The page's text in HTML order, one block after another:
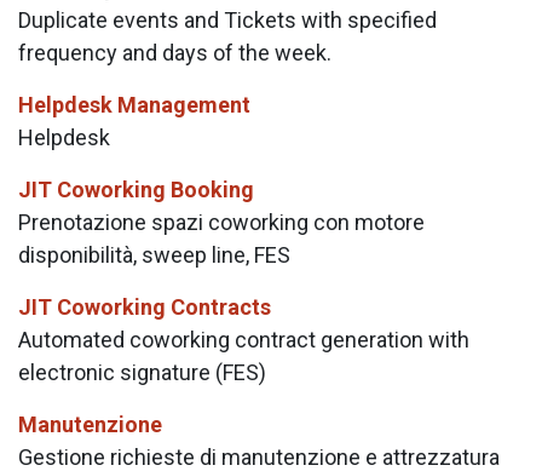
Duplicate events and Tickets with specified
frequency and days of the week.
Helpdesk Management
Helpdesk
JIT Coworking Booking
Prenotazione spazi coworking con motore
disponibilità, sweep line, FES
JIT Coworking Contracts
Automated coworking contract generation with
electronic signature (FES)
Manutenzione
Gestione richieste di manutenzione e attrezzatura